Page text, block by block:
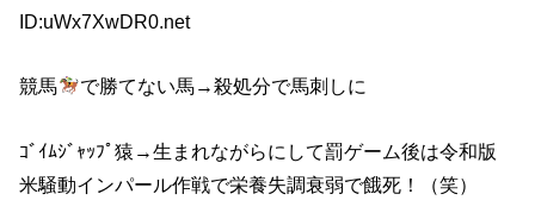
ID:uWx7XwDR0.net
競馬 で勝てない馬→殺処分で馬刺しに
ｺﾞｲﾑｼﾞｬｯﾌﾟ猿→生まれながらにして罰ゲーム後は令和版
米騒動インパール作戦で栄養失調衰弱で餓死！（笑）